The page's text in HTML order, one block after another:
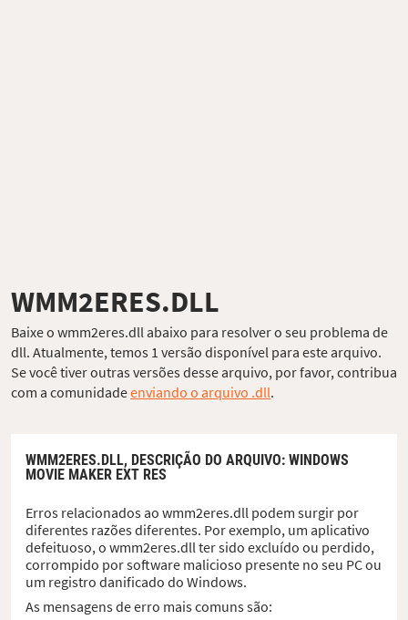
WMM2ERES.DLL
Baixe o wmm2eres.dll abaixo para resolver o seu problema de
dll. Atualmente, temos 1 versão disponível para este arquivo.
Se você tiver outras versões desse arquivo, por favor, contribua
com a comunidadeenviando o arquivo .dll.
WMM2ERES.DLL, DESCRIÇÃO DO ARQUIVO: WINDOWS
MOVIE MAKER EXT RES
Erros relacionados ao wmm2eres.dll podem surgir por
diferentes razões diferentes. Por exemplo, um aplicativo
defeituoso, o wmm2eres.dll ter sido excluído ou perdido,
corrompido por software malicioso presente no seu PC ou
um registro danificado do Windows.
As mensagens de erro mais comuns são: